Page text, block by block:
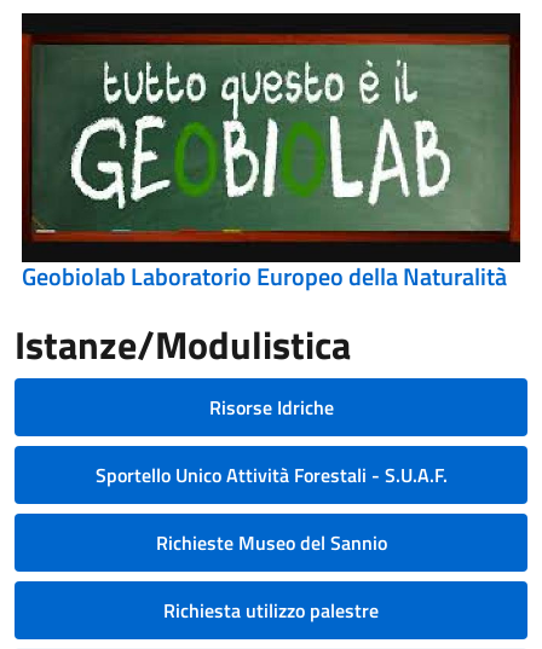
Geobiolab Laboratorio Europeo della Naturalità
Istanze/Modulistica
Risorse Idriche
Sportello Unico Attività Forestali - S.U.A.F.
Richieste Museo del Sannio
Richiesta utilizzo palestre